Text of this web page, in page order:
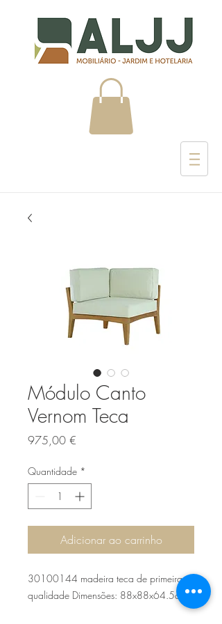
Módulo Canto
Vernom Teca
975,00 €
Quantidade *
Adicionar ao carrinho
30100144 madeira teca de primeira
qualidade Dimensões: 88x88x64.5cm